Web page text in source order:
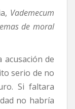
Vademecum
de moral
acusación de
serio de no
Si faltara
no habría